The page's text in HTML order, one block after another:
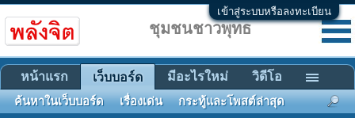
เข้าสู่ระบบหรือลงทะเบียน
ชุมชนชาวพุทธ
หน้าแรก เว็บบอร์ด
ค้นหาในเว็บบอร์ด เรื่องเด่น กระทู้และโพสต์ล่าสุด
มีอะไรใหม่ วิดีโอ